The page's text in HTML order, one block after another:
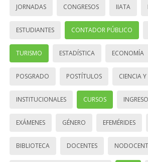
JORNADAS CONGRESOS IIATA
ESTUDIANTES CONTADOR PÚBLICO
TURISMO ESTADÍSTICA ECONOMÍA
POSGRADO POSTÍTULOS CIENCIA
INSTITUCIONALES CURSOS INGRESO
EXÁMENES GÉNERO EFEMÉRIDES
BIBLIOTECA DOCENTES